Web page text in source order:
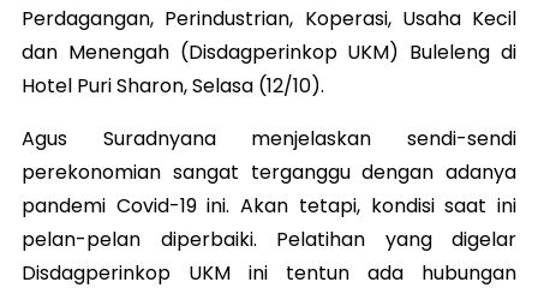
Perdagangan, Perindustrian, Koperasi, Usaha Kecil
dan Menengah (Disdagperinkop UKM) Buleleng di
Hotel Puri Sharon, Selasa (12/10).
Agus Suradnyana menjelaskan sendi-sendi
perekonomian sangat terganggu dengan adanya
pandemi Covid-19 ini. Akan tetapi, kondisi saat ini
pelan-pelan diperbaiki. Pelatihan yang digelar
Disdagperinkop UKM ini tentun ada hubungan